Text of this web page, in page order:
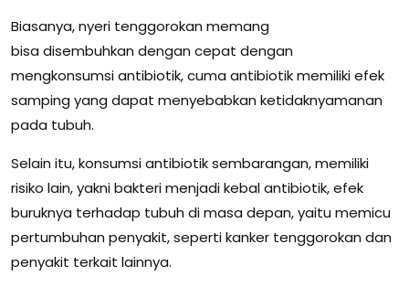
Biasanya, nyeri tenggorokan memang
bisa disembuhkan dengan cepat dengan
mengkonsumsi antibiotik, cuma antibiotik memiliki efek
samping yang dapat menyebabkan ketidaknyamanan
pada tubuh.
Selain itu, konsumsi antibiotik sembarangan, memiliki
risiko lain, yakni bakteri menjadi kebal antibiotik, efek
buruknya terhadap tubuh di masa depan, yaitu memicu
pertumbuhan penyakit, seperti kanker tenggorokan dan
penyakit terkait lainnya.